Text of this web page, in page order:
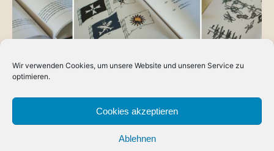
Wir verwenden Cookies, um unsere Website und unseren Service zu
optimieren.
Cookies akzeptieren
Ablehnen
BLOG
Askirs Kompendium der Seemannschaft
Das erste Mal, dass ich mich an ein Kompendium ran
gesetzt habe, war 2011 – damals noch mit meinem